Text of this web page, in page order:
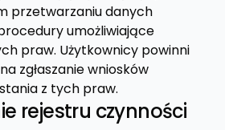
przetwarzaniu danych
umożliwiające
praw. Użytkownicy powinni
zgłaszanie wniosków
z tych praw.
rejestru czynności